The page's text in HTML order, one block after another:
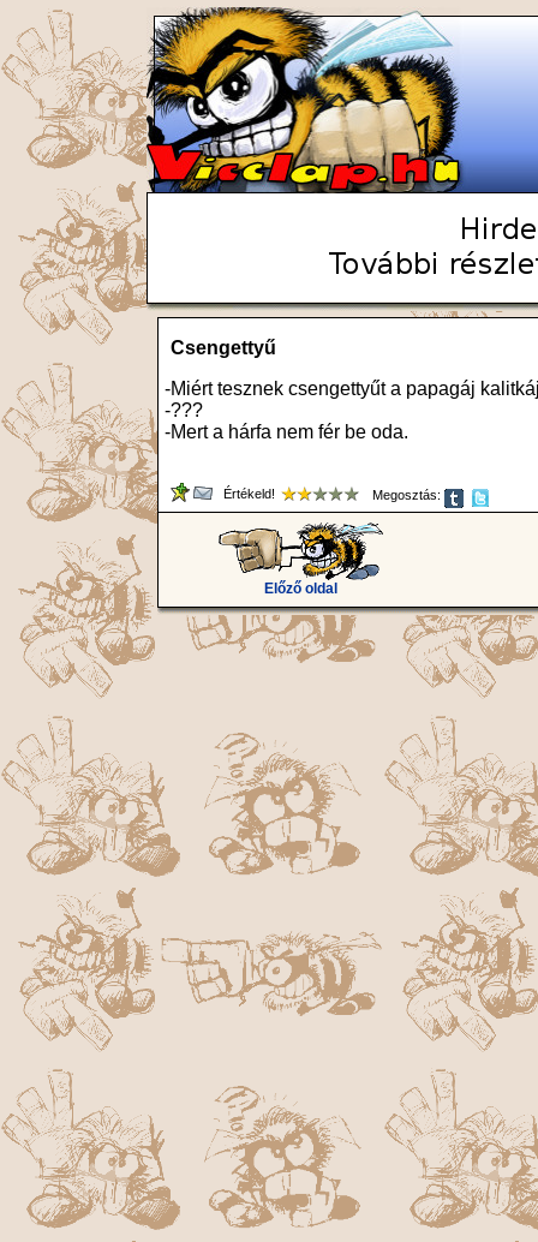
Csengettyű
-Miért tesznek csengettyűt a papagáj
-???
-Mert a hárfa nem fér be oda.
Értékeld! Megosztás:
Előző oldal